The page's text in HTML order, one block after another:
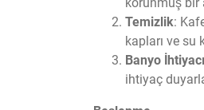
Temizlik:
kapları ve su
Banyo İhtiyacı
ihtiyaç